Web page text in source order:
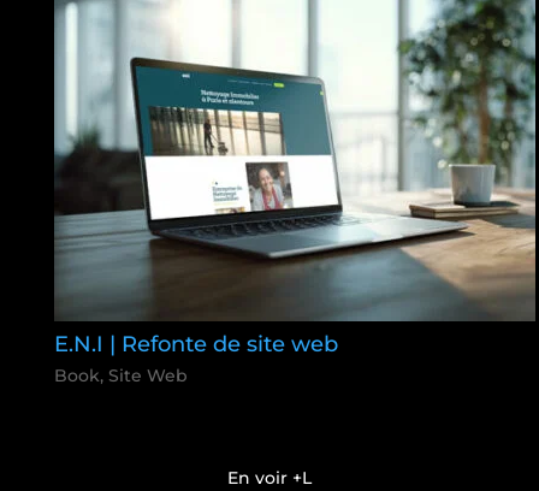
E.N.I | Refonte de site web
Book, Site Web
En voir +